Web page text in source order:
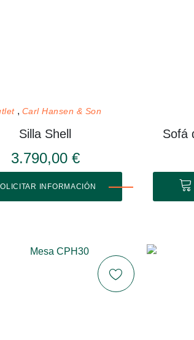
Carl Hansen & Son
Silla Shell
3.790,00 €
INFORMACIÓN
Sofá